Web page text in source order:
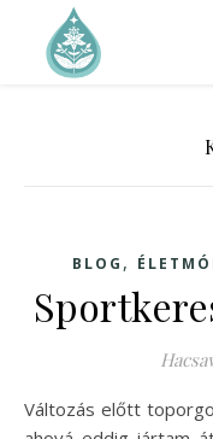
BLOG ,
Változás előtt toporgok egy ideje. Ugyanis az edzőterem,